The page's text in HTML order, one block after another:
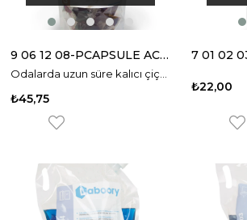
9 06 12 08-PCAPSULE AC 560 SUDA ÇÖZÜNEN ODA KOKUSU
₺45,75
₺22,00